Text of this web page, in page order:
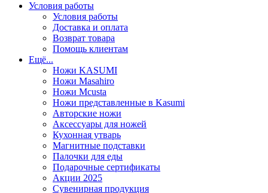
Условия работы
Условия работы
Доставка и оплата
Возврат товара
Помощь клиентам
Ещё...
Ножи KASUMI
Ножи Masahiro
Ножи Mcusta
Ножи представленные в Kasumi
Авторские ножи
Аксессуары для ножей
Кухонная утварь
Магнитные подставки
Палочки для еды
Подарочные сертификаты
Акции 2025
Сувенирная продукция